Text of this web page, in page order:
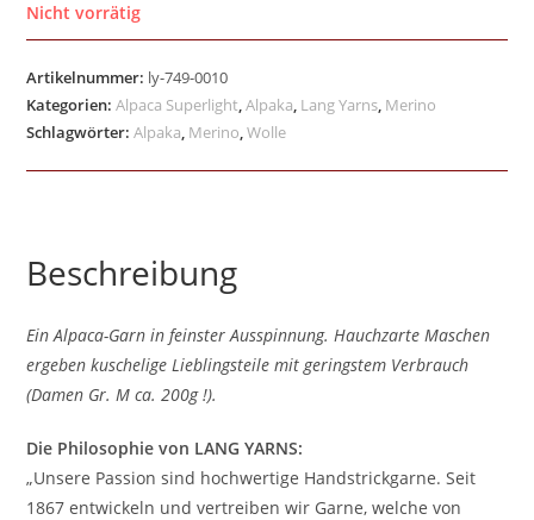
Nicht vorrätig
Artikelnummer: ly-749-0010
Kategorien:Alpaca Superlight ,Alpaka Lang Yarns Merino
Schlagwörter:Alpaka Merino ,Wolle
Beschreibung
Ein Alpaca-Garn in feinster Ausspinnung. Hauchzarte Maschen
ergeben kuschelige Lieblingsteile mit geringstem Verbrauch
(Damen Gr. M ca. 200g !).
Die Philosophie von LANG YARNS:
„Unsere Passion sind hochwertige Handstrickgarne. Seit
1867 entwickeln und vertreiben wir Garne, welche von